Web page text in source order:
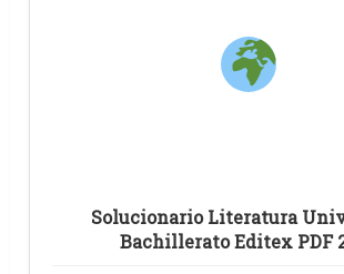
Solucionario Literatura
Bachillerato Editex PDF